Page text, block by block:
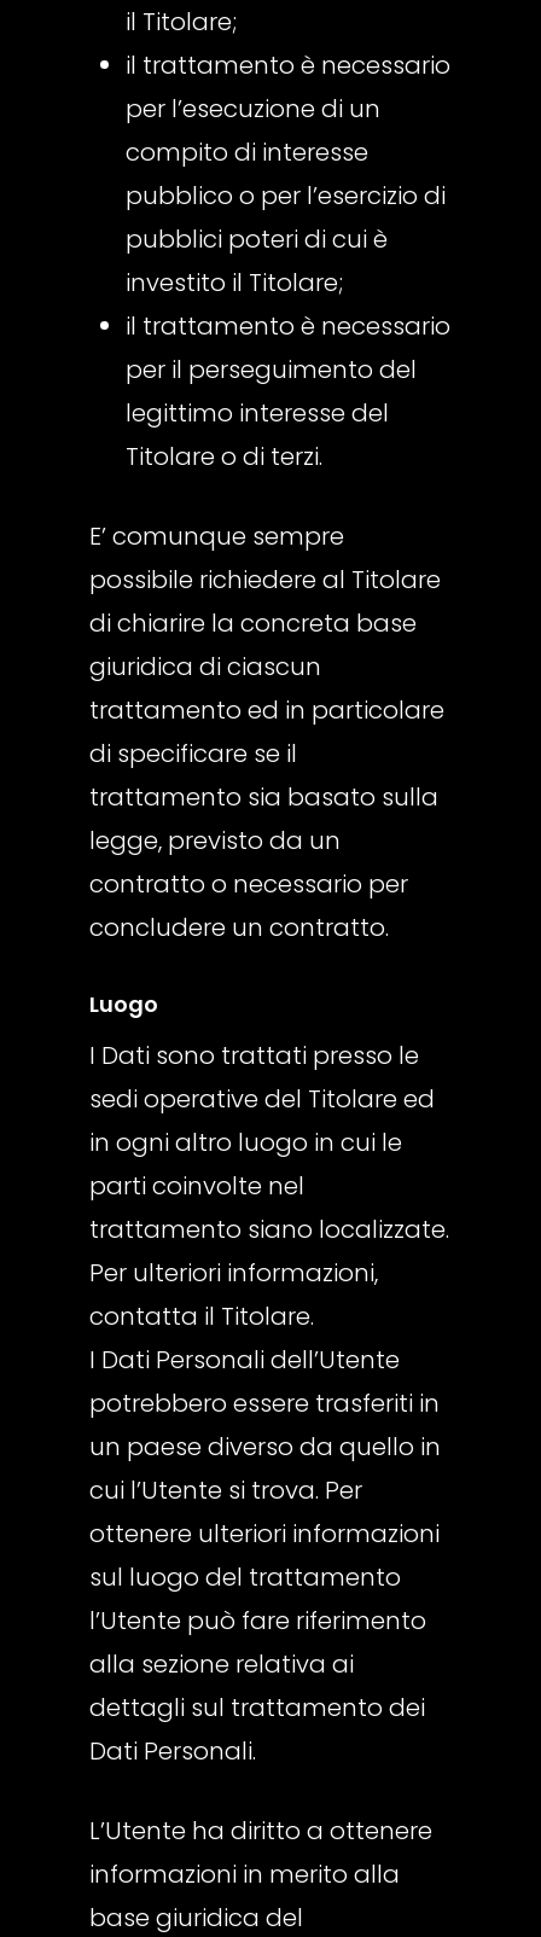
il Titolare;
il trattamento è necessario
per l’esecuzione di un
compito di interesse
pubblico o per l’esercizio di
pubblici poteri di cui è
investito il Titolare;
il trattamento è necessario
per il perseguimento del
legittimo interesse del
Titolare o di terzi.
E’ comunque sempre
possibile richiedere al Titolare
di chiarire la concreta base
giuridica di ciascun
trattamento ed in particolare
di specificare se il
trattamento sia basato sulla
legge, previsto da un
contratto o necessario per
concludere un contratto.
Luogo
I Dati sono trattati presso le
sedi operative del Titolare ed
in ogni altro luogo in cui le
parti coinvolte nel
trattamento siano localizzate.
Per ulteriori informazioni,
contatta il Titolare.
I Dati Personali dell’Utente
potrebbero essere trasferiti in
un paese diverso da quello in
cui l’Utente si trova. Per
ottenere ulteriori informazioni
sul luogo del trattamento
l’Utente può fare riferimento
alla sezione relativa ai
dettagli sul trattamento dei
Dati Personali.
L’Utente ha diritto a ottenere
informazioni in merito alla
base giuridica del